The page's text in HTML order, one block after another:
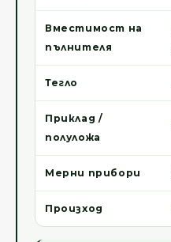
Вместимост на
пълнителя
Тегло
Приклад /
полуложа
Мерни прибори
Произход